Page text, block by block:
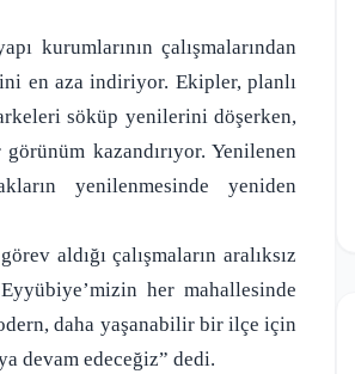
kurumlarının çalışmalarından
en aza indiriyor. Ekipler, planlı
söküp yenilerini döşerken,
kazandırıyor. Yenilenen
yenilenmesinde yeniden
aldığı çalışmaların aralıksız
her mahallesinde
daha yaşanabilir bir ilçe için
devam edeceğiz” dedi.